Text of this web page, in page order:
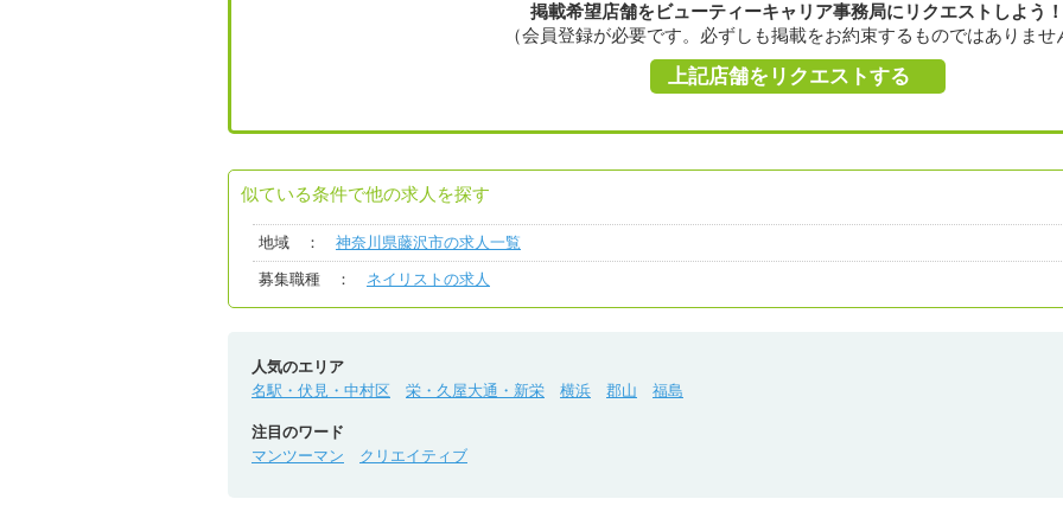
掲載希望店舗をビューティーキャリア事務局にリクエストしよう！
（会員登録が必要です。必ずしも掲載をお約束するものではありませ
上記店舗をリクエストする
似ている条件で他の求人を探す
地域 ： 神奈川県藤沢市の求人一覧
募集職種 ： ネイリストの求人
人気のエリア
名駅・伏見・中村区
栄・久屋大通・新栄 横浜 郡山 福島
注目のワード
マンツーマン
クリエイティブ